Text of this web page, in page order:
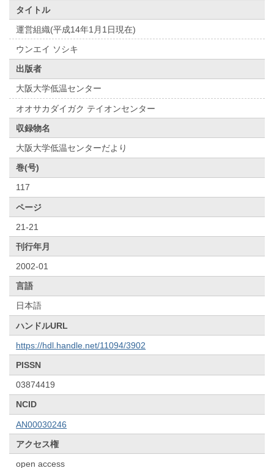
タイトル
運営組織(平成14年1月1日現在)
ウンエイ ソシキ
出版者
大阪大学低温センター
オオサカダイガク テイオンセンター
収録物名
大阪大学低温センターだより
巻(号)
117
ページ
21-21
刊行年月
2002-01
言語
日本語
ハンドルURL
https://hdl.handle.net/11094/3902
PISSN
03874419
NCID
AN00030246
アクセス権
open access